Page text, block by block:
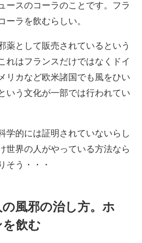
ースのコーラのことです。フラ
ーラを飲むらしい。
薬として販売されているという
れはフランスだけではなくドイ
リカなど欧米諸国でも風をひい
いう文化が一部では行われてい
学的には証明されていないらし
世界の人がやっている方法なら
そう・・・
風邪の治し方。ホ
を飲む